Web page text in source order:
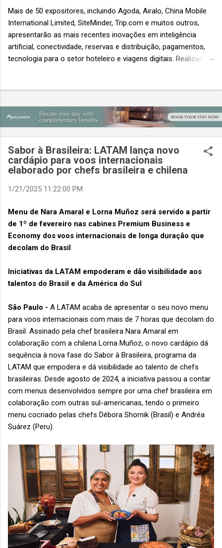
Mais de 50 expositores, incluindo Agoda, Airalo, China Mobile
International Limited, SiteMinder, Trip.com e muitos outros,
apresentarão as mais recentes inovações em inteligência
artificial, conectividade, reservas e distribuição, pagamentos,
tecnologia para o setor hoteleiro e viagens digitais. Realizada
podem acessar os três eventos simultâneos A Travel Tech
Asia 2026 retorna de 21 a 23 de outubro de 2026 no Sands
compradores para explorar as inovações que moldam o futuro
das viagens. O evento também contará com a presença de
importantes nomes do setor e debates sobre as principais
tendências que impulsionam a próxima geração da tecnologia
Sabor à Brasileira: LATAM lança novo
cardápio para voos internacionais
elaborado por chefs brasileira e chilena
1/21/2025 11:22:00 PM
Menu de Nara Amaral e Lorna Muñoz será servido a partir
de 1º de fevereiro nas cabines Premium Business e
Economy dos voos internacionais de longa duração que
decolam do Brasil
Iniciativas da LATAM empoderam e dão visibilidade aos
talentos do Brasil e da América do Sul
São Paulo - A LATAM acaba de apresentar o seu novo menu
para voos internacionais com mais de 7 horas que decolam do
Brasil. Assinado pela chef brasileira Nara Amaral em
colaboração com a chilena Lorna Muñoz, o novo cardápio dá
sequência à nova fase do Sabor à Brasileira, programa da
LATAM que empodera e dá visibilidade ao talento de chefs
brasileiras. Desde agosto de 2024, a iniciativa passou a contar
com menus desenvolvidos sempre por uma chef brasileira em
colaboração com outras sul-americanas, tendo o primeiro
menu cocriado pelas chefs Débora Shornik (Brasil) e Andréa
Suárez (Peru).